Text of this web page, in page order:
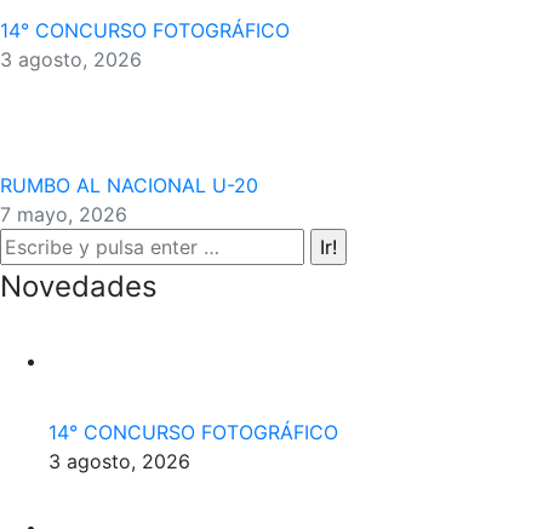
14° CONCURSO FOTOGRÁFICO
3 agosto, 2026
RUMBO AL NACIONAL U-20
7 mayo, 2026
Buscar:
Novedades
14° CONCURSO FOTOGRÁFICO
3 agosto, 2026